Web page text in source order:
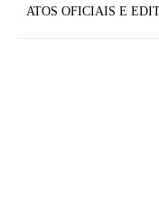
ATOS OFICIAIS E